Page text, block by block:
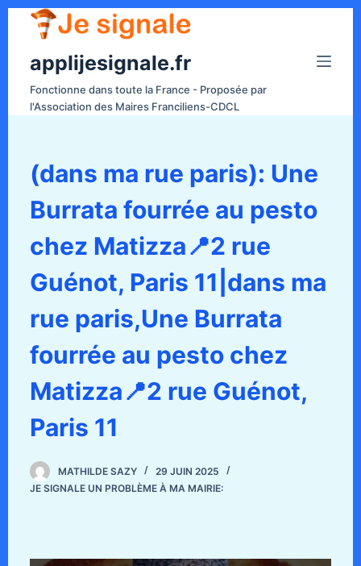
applijesignale.fr
Fonctionne dans toute la France - Proposée par
l'Association des Maires Franciliens-CDCL
(dans ma rue paris): Une
Burrata fourrée au pesto
chez Matizza📍2 rue
Guénot, Paris 11|dans ma
rue paris,Une Burrata
fourrée au pesto chez
Matizza📍2 rue Guénot,
Paris 11
MATHILDE SAZY
29 JUIN 2025
JE SIGNALE UN PROBLÈME À MA MAIRIE: